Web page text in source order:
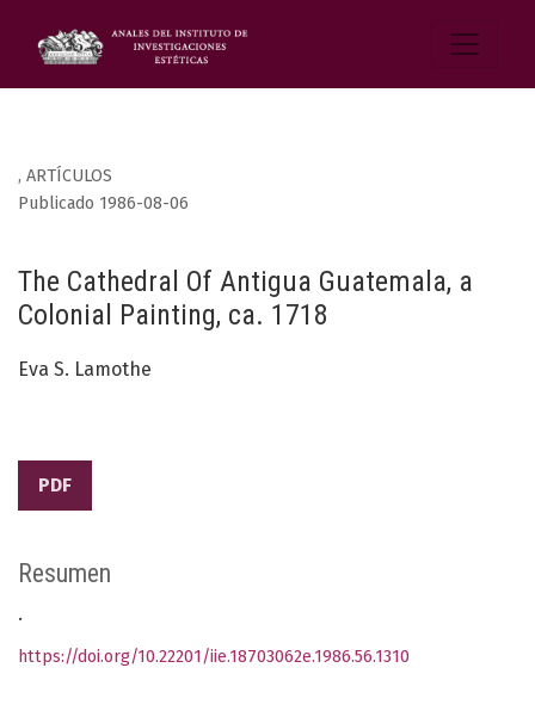
, ARTÍCULOS
The Cathedral Of Antigua Guatemala, a
Colonial Painting, ca. 1718
Publicado 1986-08-06
Eva S. Lamothe
PDF
Resumen
.
https://doi.org/10.22201/iie.18703062e.1986.56.1310